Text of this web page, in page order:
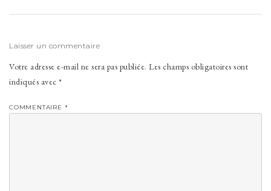
Laisser un commentaire
Votre adresse e-mail ne sera pas publiée. Les champs obligatoires sont
indiqués avec *
COMMENTAIRE *